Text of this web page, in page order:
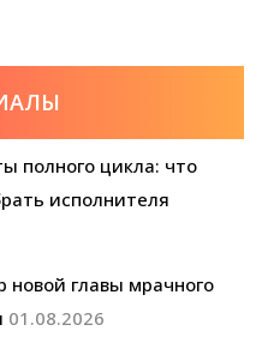
полного цикла: что
исполнителя
новой главы мрачного
01.08.2026